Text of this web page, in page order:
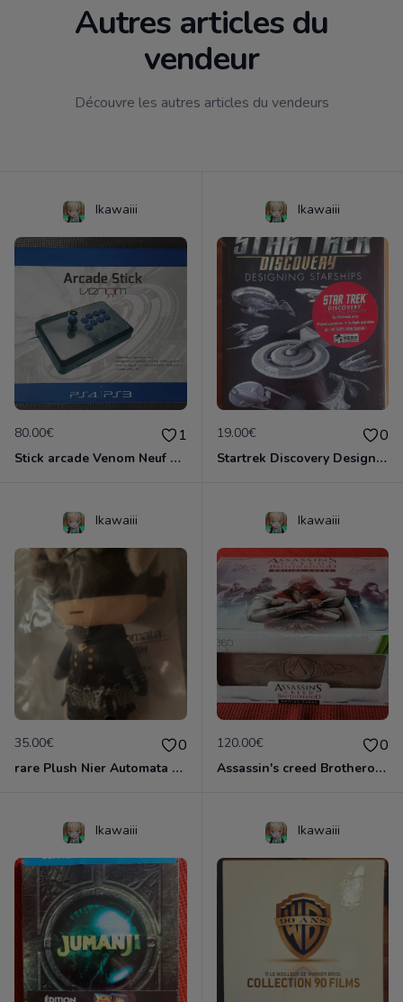
Autres articles du
vendeur
Découvre les autres articles du vendeurs
Ikawaiii
80.00€ 1
Stick arcade Venom Neuf scellé (100% moddable)
Ikawaiii
19.00€ 0
Startrek Discovery Designing Starships Neuf emballé
Ikawaiii
35.00€ 0
rare Plush Nier Automata YoRHa No. 9 Type S
Ikawaiii
120.00€ 0
Assassin's creed Brotherood CODEX édition Neuf
Ikawaiii Ikawaiii